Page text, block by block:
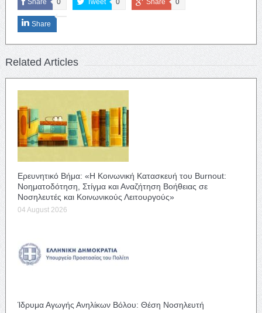
Share
Related Articles
Ερευνητικό Βήμα: «Η Κοινωνική Κατασκευή του Burnout:
Νοηματοδότηση, Στίγμα και Αναζήτηση Βοήθειας σε
Νοσηλευτές και Κοινωνικούς Λειτουργούς»
04 August 2026
Ίδρυμα Αγωγής Ανηλίκων Βόλου: Θέση Νοσηλευτή